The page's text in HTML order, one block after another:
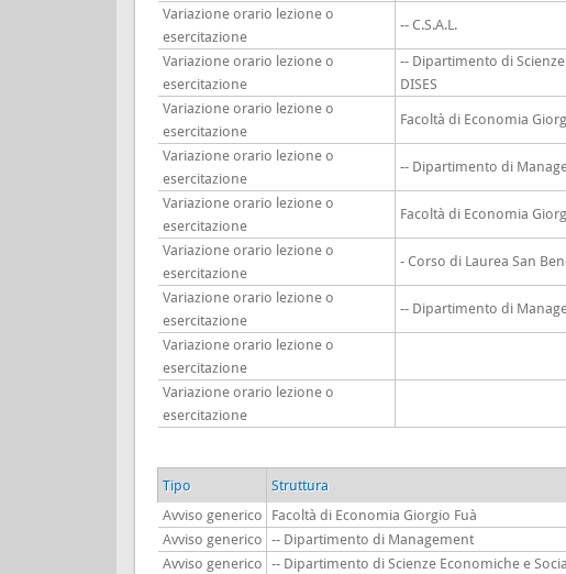
Variazione orario lezione o
esercitazione
-- C.S.A.L.
Variazione orario lezione o
esercitazione
-- Dipartimento di
DISES
Variazione orario lezione o
esercitazione
Facoltà di Economia
Variazione orario lezione o
esercitazione
-- Dipartimento di
Variazione orario lezione o
esercitazione
Facoltà di Economia
Variazione orario lezione o
esercitazione
- Corso di Laurea San
Variazione orario lezione o
esercitazione
-- Dipartimento di
Variazione orario lezione o
esercitazione
Variazione orario lezione o
esercitazione
Tipo
Struttura
Avviso generico
Facoltà di Economia Giorgio Fuà
Avviso generico -- Dipartimento di Management
Avviso generico -- Dipartimento di Scienze Economiche e